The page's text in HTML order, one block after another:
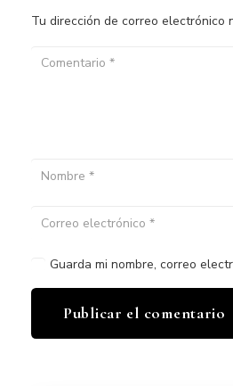
Tu dirección de correo electrónico
Guarda mi nombre, correo
Publicar el comentario